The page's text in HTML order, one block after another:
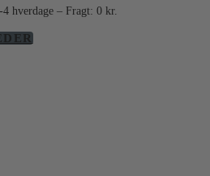
hverdage – Fragt: 0 kr.
Dette